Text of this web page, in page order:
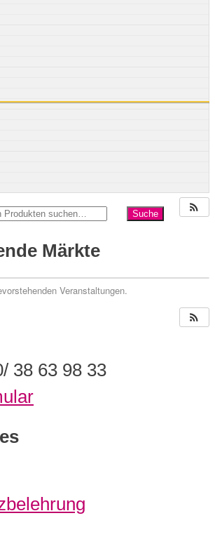
Märkte
Veranstaltungen.
38 63 98 33